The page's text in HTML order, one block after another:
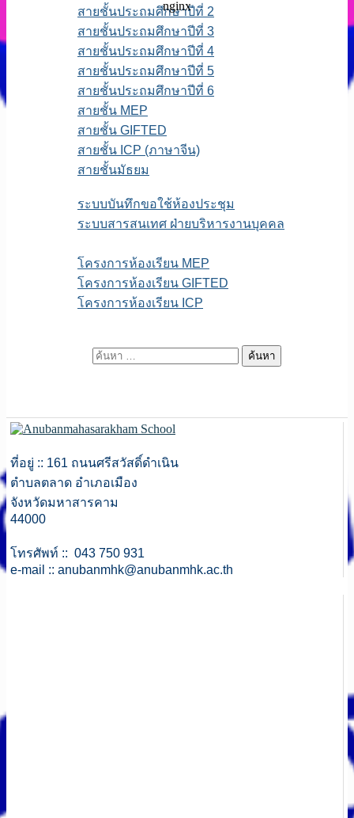
สายชั้นประถมศึกษาปีที่ 2
สายชั้นประถมศึกษาปีที่ 3
สายชั้นประถมศึกษาปีที่ 4
สายชั้นประถมศึกษาปีที่ 5
สายชั้นประถมศึกษาปีที่ 6
สายชั้น MEP
สายชั้น GIFTED
สายชั้น ICP (ภาษาจีน)
สายชั้นมัธยม
ระบบบันทึกขอใช้ห้องประชุม
ระบบสารสนเทศ ฝ่ายบริหารงานบุคคล
โครงการห้องเรียน MEP
โครงการห้องเรียน GIFTED
โครงการห้องเรียน ICP
ที่อยู่ :: 161 ถนนศรีสวัสดิ์ดำเนิน
ตำบลตลาด อำเภอเมือง
จังหวัดมหาสารคาม
44000
โทรศัพท์ :: 043 750 931
e-mail :: anubanmhk@anubanmhk.ac.th